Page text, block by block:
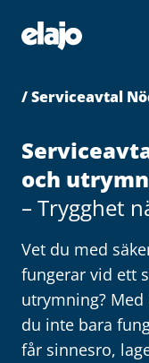
huvudinnehållet
/ Serviceavtal
och
– Trygghet
Vet du med
fungerar vid ett
utrymning?
du inte bara
får sinnesro,